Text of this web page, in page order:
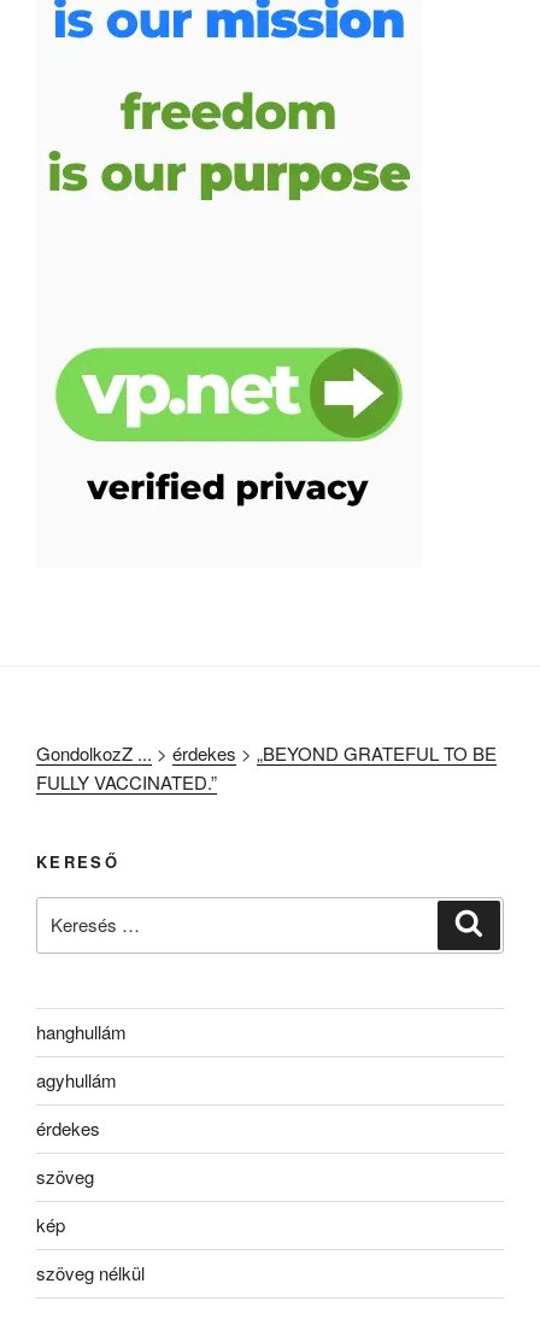
GondolkozZ ... > érdekes > „BEYOND GRATEFUL TO BE
FULLY VACCINATED.”
KERESŐ
hanghullám
agyhullám
érdekes
szöveg
kép
szöveg nélkül